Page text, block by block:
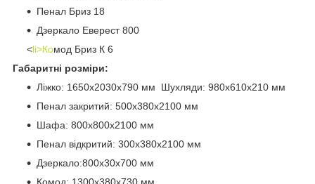
Пенал Бриз 18
Дзеркало Еверест 800
<li>Комод Бриз К 6
Габаритні розміри:
Ліжко: 1650х2030х790 мм Шухляди: 980х610х210 мм
Пенал закритий: 500х380х2100 мм
Шафа: 800х800х2100 мм
Пенал відкритий: 300х380х2100 мм
Дзеркало:800х30х700 мм
Комод: 1300х380х730 мм